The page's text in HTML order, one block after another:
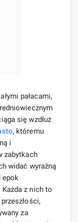
pałacami,
się wzdłuż
, któremu
i
zabytkach
widać wyraźną
epok
z nich to
za